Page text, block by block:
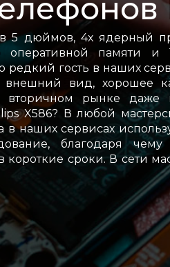
5 дюймов, 4х ядерный
оперативной памяти и
редкий гость в наших
внешний вид, хорошее
вторичном рынке даже
X586? В любой
в наших сервисах
благодаря
сроки. В сети